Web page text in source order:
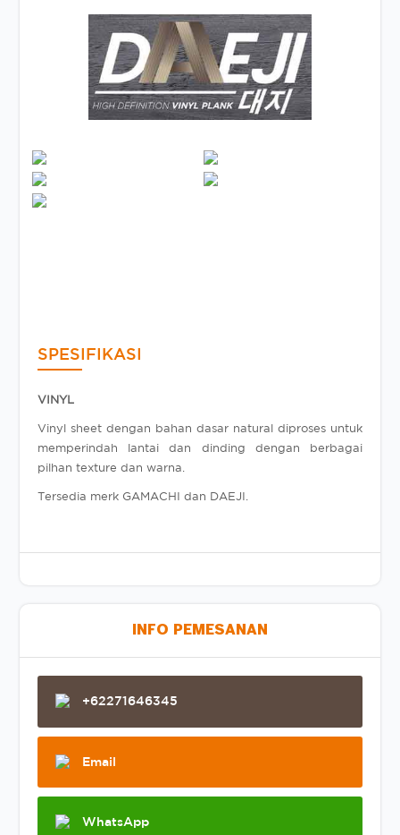
SPESIFIKASI
VINYL
Vinyl sheet dengan bahan dasar natural diproses untuk
memperindah lantai dan dinding dengan berbagai
pilhan texture dan warna.
Tersedia merk GAMACHI dan DAEJI.
INFO PEMESANAN
+62271646345
Email
WhatsApp